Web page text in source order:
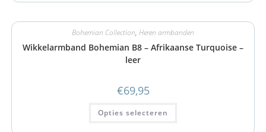
Bohemian Collection, Heren armbanden
Wikkelarmband Bohemian B8 – Afrikaanse Turquoise –
leer
€69,95
Opties selecteren